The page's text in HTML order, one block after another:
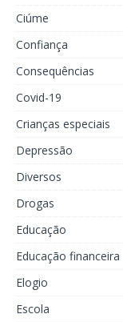
Ciúme
Confiança
Consequências
Covid-19
Crianças especiais
Depressão
Diversos
Drogas
Educação
Educação financeira
Elogio
Escola